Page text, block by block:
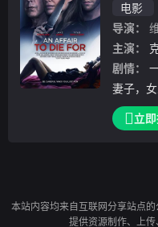
电影
导演：
主演：
剧情：
妻子，
变糟了。
立
本站内容均来自互联网分享站点
提供资源制作、上